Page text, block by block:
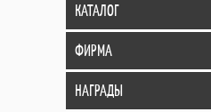
КАТАЛОГ
ФИРМА
НАГРАДЫ